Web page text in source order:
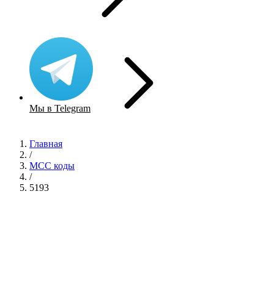
Мы в Telegram
Главная
/
MCC коды
/
5193